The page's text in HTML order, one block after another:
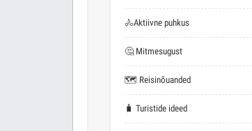
🚴Aktiivne puhkus
🤔 Mitmesugust
🗺 Reisinõuanded
🧳 Turistide ideed